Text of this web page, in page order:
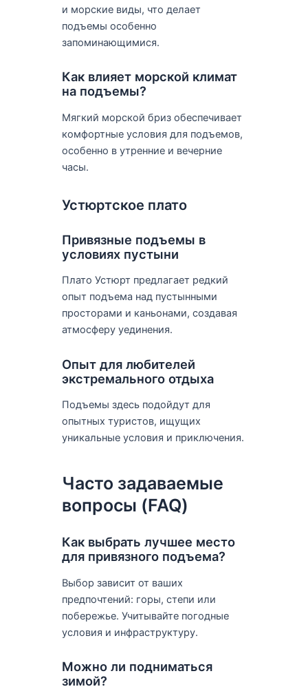
и морские виды, что делает
подъемы особенно
запоминающимися.
Как влияет морской климат
на подъемы?
Мягкий морской бриз обеспечивает
комфортные условия для подъемов,
особенно в утренние и вечерние
часы.
Устюртское плато
Привязные подъемы в
условиях пустыни
Плато Устюрт предлагает редкий
опыт подъема над пустынными
просторами и каньонами, создавая
атмосферу уединения.
Опыт для любителей
экстремального отдыха
Подъемы здесь подойдут для
опытных туристов, ищущих
уникальные условия и приключения.
Часто задаваемые
вопросы (FAQ)
Как выбрать лучшее место
для привязного подъема?
Выбор зависит от ваших
предпочтений: горы, степи или
побережье. Учитывайте погодные
условия и инфраструктуру.
Можно ли подниматься
зимой?